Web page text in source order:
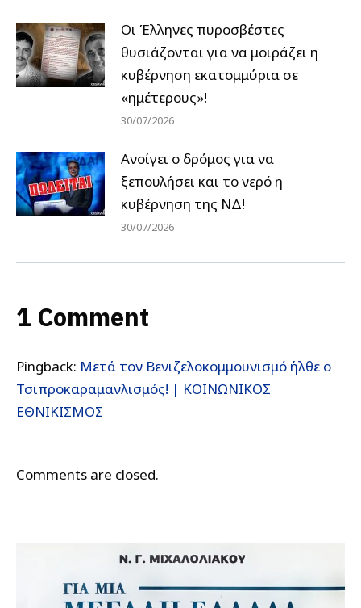
Οι Έλληνες πυροσβέστες
θυσιάζονται για να μοιράζει η
κυβέρνηση εκατομμύρια σε
«ημέτερους»!
30/07/2026
Ανοίγει ο δρόμος για να
ξεπουλήσει και το νερό η
κυβέρνηση της ΝΔ!
30/07/2026
1 Comment
Pingback: Μετά τον Βενιζελοκομμουνισμό ήλθε ο
Τσιπροκαραμανλισμός! | ΚΟΙΝΩΝΙΚΟΣ
ΕΘΝΙΚΙΣΜΟΣ
Comments are closed.